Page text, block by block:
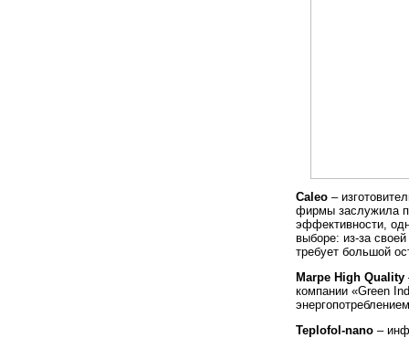
Caleo –
фирмы заслужила
эффективности,
выборе: из-за
требует большой
Marpe High Quality
компании «Green
Teplofol-nano –